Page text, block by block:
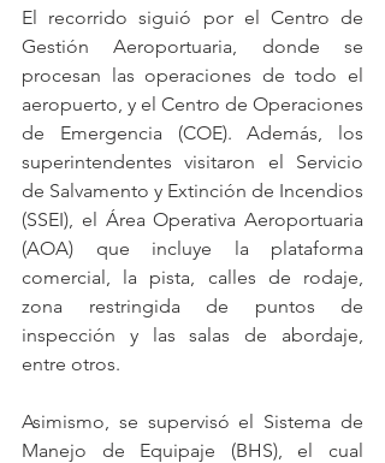
El recorrido siguió por el Centro de
Gestión Aeroportuaria, donde se
procesan las operaciones de todo el
aeropuerto, y el Centro de Operaciones
de Emergencia (COE). Además, los
superintendentes visitaron el Servicio
de Salvamento y Extinción de Incendios
(SSEI), el Área Operativa Aeroportuaria
(AOA) que incluye la plataforma
comercial, la pista, calles de rodaje,
zona restringida de puntos de
inspección y las salas de abordaje,
entre otros.
Asimismo, se supervisó el Sistema de
Manejo de Equipaje (BHS), el cual